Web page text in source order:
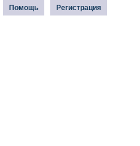
Регистрация
Помощь